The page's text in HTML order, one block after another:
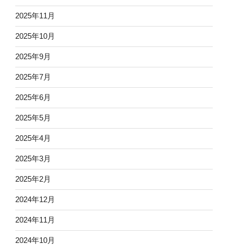
2025年11月
2025年10月
2025年9月
2025年7月
2025年6月
2025年5月
2025年4月
2025年3月
2025年2月
2024年12月
2024年11月
2024年10月